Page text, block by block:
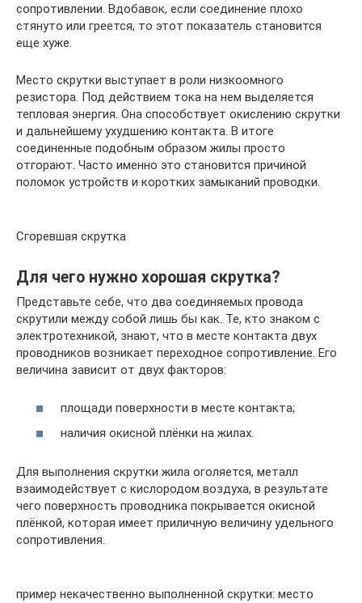
сопротивлении. Вдобавок, если соединение плохо
стянуто или греется, то этот показатель становится
еще хуже.
Место скрутки выступает в роли низкоомного
резистора. Под действием тока на нем выделяется
тепловая энергия. Она способствует окислению скрутки
и дальнейшему ухудшению контакта. В итоге
соединенные подобным образом жилы просто
отгорают. Часто именно это становится причиной
поломок устройств и коротких замыканий проводки.
Сгоревшая скрутка
Для чего нужно хорошая скрутка?
Представьте себе, что два соединяемых провода
скрутили между собой лишь бы как. Те, кто знаком с
электротехникой, знают, что в месте контакта двух
проводников возникает переходное сопротивление. Его
величина зависит от двух факторов:
площади поверхности в месте контакта;
наличия окисной плёнки на жилах.
Для выполнения скрутки жила оголяется, металл
взаимодействует с кислородом воздуха, в результате
чего поверхность проводника покрывается окисной
плёнкой, которая имеет приличную величину удельного
сопротивления.
пример некачественно выполненной скрутки: место